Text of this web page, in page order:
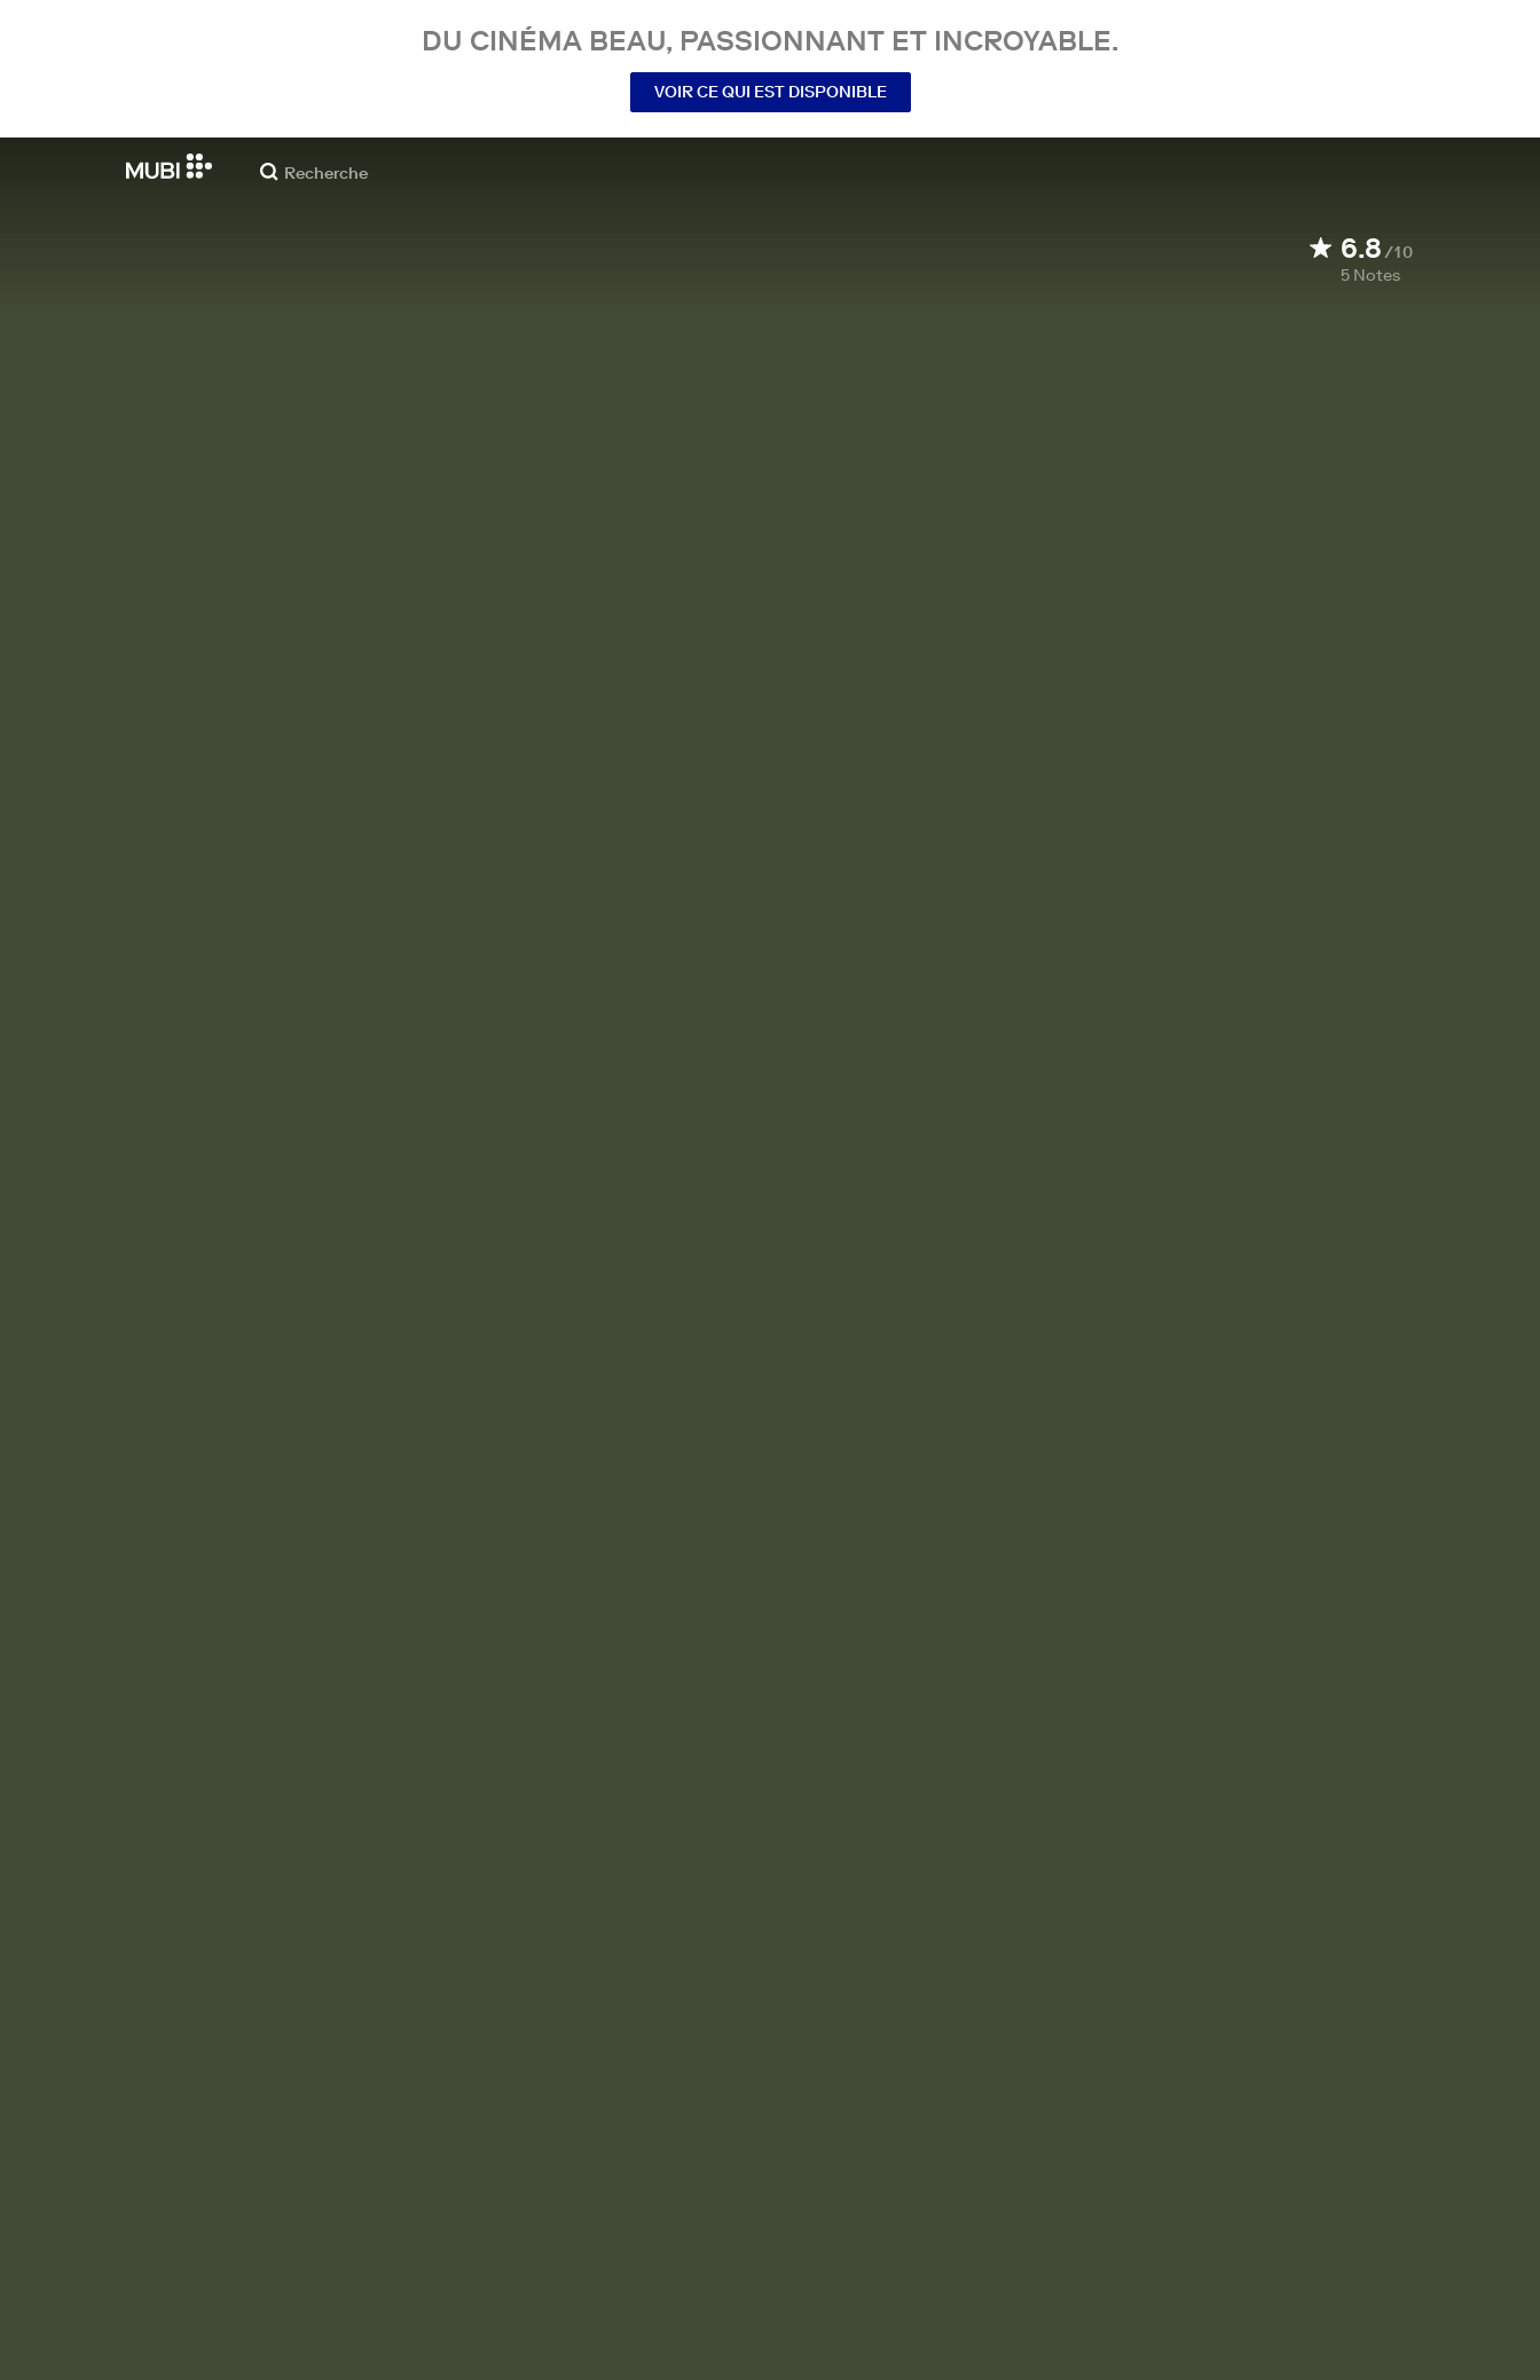
DU CINÉMA BEAU, PASSIONNANT ET INCROYABLE.
VOIR CE QUI EST DISPONIBLE
6.8/10
5 Notes